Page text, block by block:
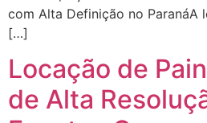
com Alta Definição no ParanáA
[…]
Locação de
de Alta